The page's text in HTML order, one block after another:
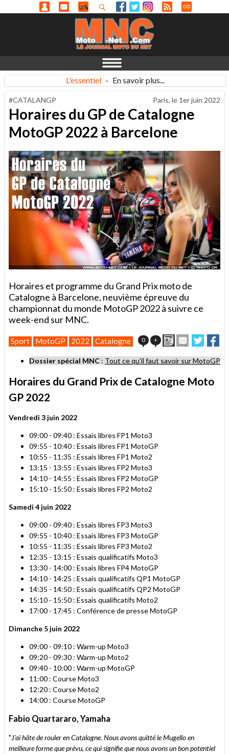
L'essentiel - En savoir plus...
#CATALANGP Paris, le 1er juin 2022
Horaires du GP de Catalogne
MotoGP 2022 à Barcelone
Horaires et programme du Grand Prix moto de
Catalogne à Barcelone, neuvième épreuve du
championnat du monde MotoGP 2022 à suivre ce
week-end sur MNC.
Sport MotoGP 2022 Catalogne 0 + ImprimerEnvoyer
cet
article
à
ami
sur
Twitter
sur
Dossier spécial MNC : Tout ce qu'il faut savoir sur MotoGP
Horaires du Grand Prix de Catalogne Moto
GP 2022
Vendredi 3 juin 2022
09:00 - 09:40 : Essais libres FP1 Moto3
09:55 - 10:40 : Essais libres FP1 MotoGP
10:55 - 11:35 : Essais libres FP1 Moto2
13:15 - 13:55 : Essais libres FP2 Moto3
14:10 - 14:55 : Essais libres FP2 MotoGP
15:10 - 15:50 : Essais libres FP2 Moto2
Samedi 4 juin 2022
09:00 - 09:40 : Essais libres FP3 Moto3
09:55 - 10:40 : Essais libres FP3 MotoGP
10:55 - 11:35 : Essais libres FP3 Moto2
12:35 - 13:15 : Essais qualificatifs Moto3
13:30 - 14:00 : Essais libres FP4 MotoGP
14:10 - 14:25 : Essais qualificatifs QP1 MotoGP
14:35 - 14:50 : Essais qualificatifs QP2 MotoGP
15:10 - 15:50 : Essais qualificatifs Moto2
17:00 - 17:45 : Conférence de presse MotoGP
Dimanche 5 juin 2022
09:00 - 09:10 : Warm-up Moto3
09:20 - 09:30 : Warm-up Moto2
09:40 - 10:00 : Warm-up MotoGP
11:00 : Course Moto3
12:20 : Course Moto2
14:00 : Course MotoGP
Fabio Quartararo, Yamaha
"J'ai hâte de rouler en Catalogne. Nous avons quitté le Mugello en
meilleure forme que prévu, ce qui signifie que nous avons un bon potentiel